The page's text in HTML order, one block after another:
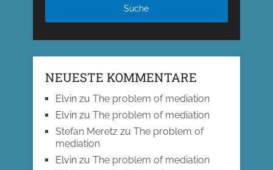
NEUESTE KOMMENTARE
Elvinzu The problem of mediation
Elvinzu The problem of mediation
Stefan Meretzzu The problem of
mediation
Elvinzu The problem of mediation